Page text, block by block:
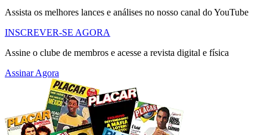
Assista os melhores lances e análises no nosso canal do YouTube
INSCREVER-SE AGORA
Assine o clube de membros e acesse a revista digital e física
Assinar Agora